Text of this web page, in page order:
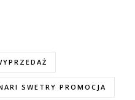
SWETRY PROMOCJA